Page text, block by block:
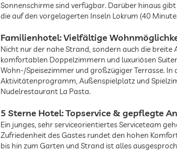
nächstgelegener Strand
Sonnenschirme sind verfügbar. Darüber hinaus
die auf den vorgelagerten Inseln Lokrum (40
Familienhotel: Vielfältige
Nicht nur der nahe Strand, sondern auch die
komfortablen Doppelzimmern und luxuriösen
Wohn-/Speisezimmer und großzügiger Terrasse.
Aktivitätenprogramm, Außenspielplatz und
Nudelrestaurant La Pasta.
5 Sterne Hotel: Topservice & gepflegte
Ein junges, sehr serviceorientiertes Serviceteam
Zufriedenheit des Gastes rundet den hohen
bis hin zum Garten und Strand ist alles